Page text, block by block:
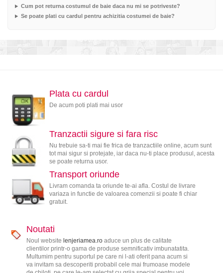
Cum pot returna costumul de baie daca nu mi se potriveste?
Se poate plati cu cardul pentru achizitia costumei de baie?
Plata cu cardul
De acum poti plati mai usor
Tranzactii sigure si fara risc
Nu trebuie sa-ti mai fie frica de tranzactiile online, acum sunt
tot mai sigur si protejate, iar daca nu-ti place produsul, acesta
se poate returna usor.
Transport oriunde
Livram comanda ta oriunde te-ai afla. Costul de livrare
variaza in functie de valoarea comenzii si poate fi chiar
gratuit.
Noutati
Noul website lenjeriamea.roaduce un plus de calitate
clientilor printr-o gama de produse semnificativ imbunatatita.
Multumim pentru suportul pe care ni l-ati oferit pana acum si
va invitam sa descoperiti probabil cele mai frumoase modele